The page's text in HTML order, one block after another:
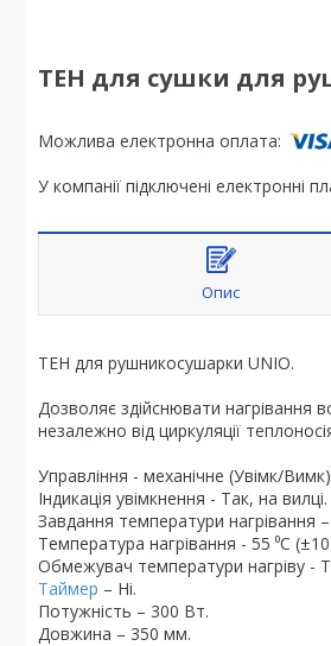
ТЕН для сушки для
У компанії підключені електронні
Опис
ТЕН для рушникосушарки UNIO.
Дозволяє здійснювати нагрівання
незалежно від циркуляції
Управління - механічне (Увімк/
Індикація увімкнення - Так, на вилці.
Завдання температури нагрівання –
Температура нагрівання - 55 ⁰С (±10
Обмежувач температури нагріву -
Таймер – Ні.
Потужність – 300 Вт.
Довжина – 350 мм.